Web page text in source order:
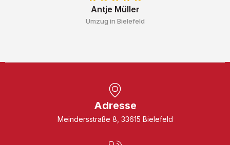
Antje Müller
Umzug in Bielefeld
Adresse
Meindersstraße 8, 33615 Bielefeld